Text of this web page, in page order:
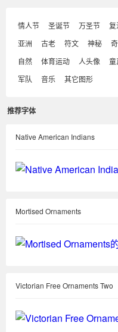
情人节 圣诞节 万圣节 复
亚洲
古老 符文 神秘
自然
体育运动 人头像 童
军队
音乐 其它图形
推荐字体
Native American Indians
Mortised Ornaments
Victorian Free Ornaments Two